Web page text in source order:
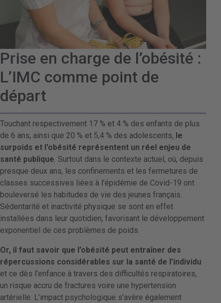
Prise en charge de l’obésité :
L’IMC comme point de
départ
Touchant respectivement 17 % et 4 % des enfants de plus
de 6 ans, ainsi que 20 % et 5,4 % des adolescents, le
surpoids et l’obésité représentent un réel enjeu de
santé publique. Surtout dans le contexte actuel, où, depuis
presque deux ans, les confinements et les fermetures de
classes successives liées à l’épidémie de Covid-19 ont
bouleversé les habitudes de vie des jeunes français.
Sédentarité et inactivité physique se sont en effet
installées dans leur quotidien, favorisant le développement
exponentiel de ces problèmes de poids.
Or, il faut savoir que l’obésité peut entraîner des
répercussions considérables sur la santé de l’individu
et ce dès l’enfance à travers des difficultés respiratoires,
un risque accru de fractures voire une hypertension
artérielle. L’impact psychologique s’avère également